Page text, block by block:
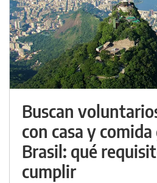
Buscan
con casa y
Brasil: qué
cumplir